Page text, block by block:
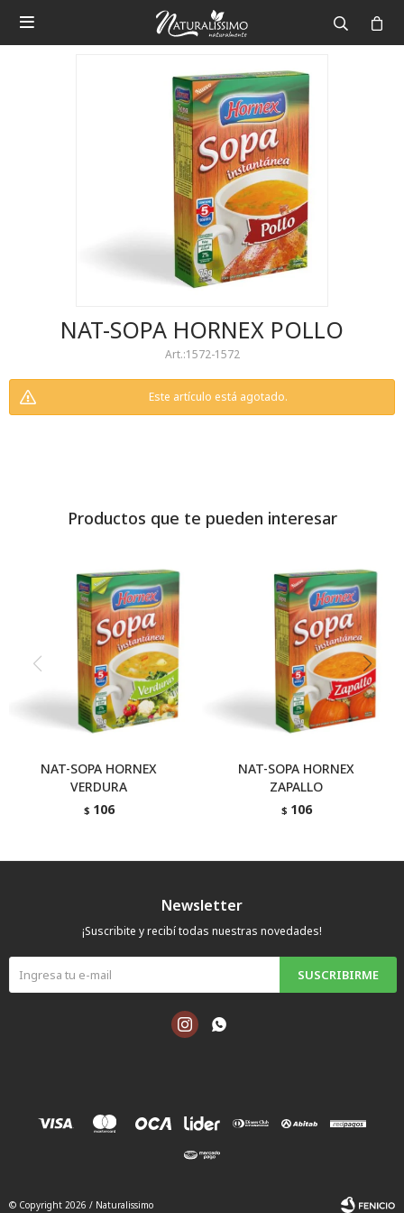

NAT-SOPA HORNEX POLLO
1572-1572
Este artículo está agotado.
Productos que te pueden interesar
NAT-SOPA HORNEX
VERDURA
$ 106
NAT-SOPA HORNEX
ZAPALLO
$ 106
Newsletter
¡Suscribite y recibí todas nuestras novedades!
SUSCRIBIRME
 
© Copyright 2026 / Naturalissimo